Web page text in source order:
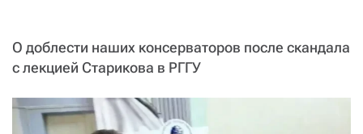
О доблести наших консерваторов после скандала
с лекцией Старикова в РГГУ
СТАТЬ СОУЧАСТНИКОМ
ПОДЕЛИТЬСЯ С ДРУЗЬЯМИ
Если у вас есть вопросы, пишите donate@novayagazeta.ru
или
звоните:
+7 (929) 612-03-68